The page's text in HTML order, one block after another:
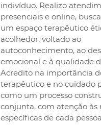
indivíduo. Realizo
presenciais e online,
um espaço terapêutico
acolhedor, voltado ao
autoconhecimento, ao
emocional e à qualidade
Acredito na importância
terapêutico e no cuidado
como um processo
conjunta, com atenção às
específicas de cada